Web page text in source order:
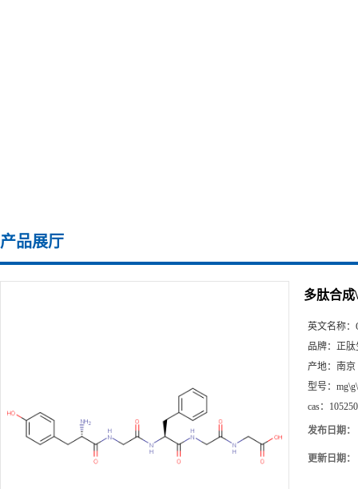
产品展厅
多肽合成
英文名称：
品牌： 正肽
产地： 南京
型号：
cas：
发布日期：
更新日期：